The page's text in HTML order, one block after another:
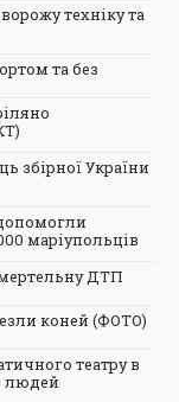
техніку та
та без
збірної України
маріупольців
ДТП
коней (ФОТО)
театру в
людей